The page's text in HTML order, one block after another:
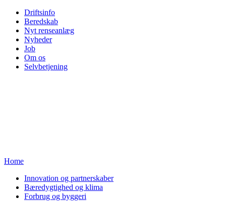
Driftsinfo
Beredskab
Nyt renseanlæg
Nyheder
Job
Om os
Selvbetjening
Home
Innovation og partnerskaber
Bæredygtighed og klima
Forbrug og byggeri